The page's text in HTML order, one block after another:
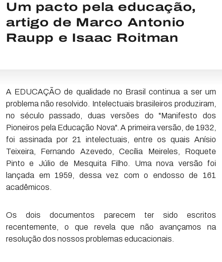
Um pacto pela educação,
artigo de Marco Antonio
Raupp e Isaac Roitman
A EDUCAÇÃO de qualidade no Brasil continua a ser um
problema não resolvido. Intelectuais brasileiros produziram,
no século passado, duas versões do "Manifesto dos
Pioneiros pela Educação Nova". A primeira versão, de 1932,
foi assinada por 21 intelectuais, entre os quais Anísio
Teixeira, Fernando Azevedo, Cecília Meireles, Roquete
Pinto e Júlio de Mesquita Filho. Uma nova versão foi
lançada em 1959, dessa vez com o endosso de 161
acadêmicos.
Os dois documentos parecem ter sido escritos
recentemente, o que revela que não avançamos na
resolução dos nossos problemas educacionais.